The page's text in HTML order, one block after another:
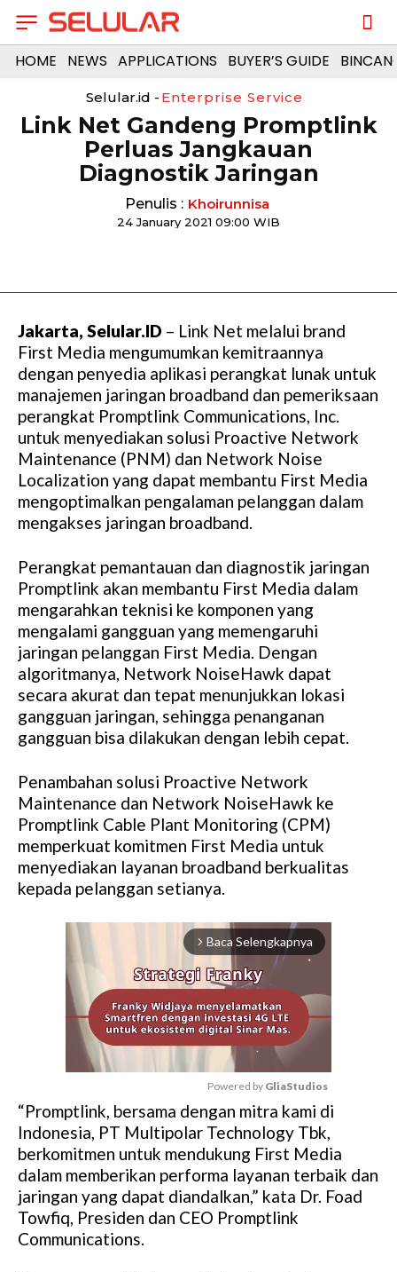
HOME NEWS APPLICATIONS BUYER’S GUIDE
Selular.id - Enterprise Service
Link Net Gandeng Promptlink
Perluas Jangkauan
Diagnostik Jaringan
Penulis : Khoirunnisa
24 January 2021 09:00 WIB
Jakarta, Selular.ID – Link Net melalui brand
First Media mengumumkan kemitraannya
dengan penyedia aplikasi perangkat lunak untuk
manajemen jaringan broadband dan pemeriksaan
perangkat Promptlink Communications, Inc.
untuk menyediakan solusi Proactive Network
Maintenance (PNM) dan Network Noise
Localization yang dapat membantu First Media
mengoptimalkan pengalaman pelanggan dalam
mengakses jaringan broadband.
Perangkat pemantauan dan diagnostik jaringan
Promptlink akan membantu First Media dalam
mengarahkan teknisi ke komponen yang
mengalami gangguan yang memengaruhi
jaringan pelanggan First Media. Dengan
algoritmanya, Network NoiseHawk dapat
secara akurat dan tepat menunjukkan lokasi
gangguan jaringan, sehingga penanganan
gangguan bisa dilakukan dengan lebih cepat.
Penambahan solusi Proactive Network
Maintenance dan Network NoiseHawk ke
Promptlink Cable Plant Monitoring (CPM)
memperkuat komitmen First Media untuk
menyediakan layanan broadband berkualitas
kepada pelanggan setianya.
arrow_forward_ios Baca Selengkapnya
M
u
t
e
Powered by GliaStudios
“Promptlink, bersama dengan mitra kami di
Indonesia, PT Multipolar Technology Tbk,
berkomitmen untuk mendukung First Media
dalam memberikan performa layanan terbaik dan
jaringan yang dapat diandalkan,” kata Dr. Foad
Towfiq, Presiden dan CEO Promptlink
Communications.